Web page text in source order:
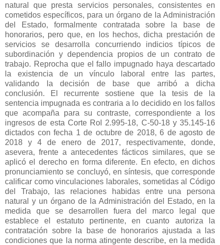
natural que presta servicios personales, consistentes en
cometidos específicos, para un órgano de la Administración
del Estado, formalmente contratada sobre la base de
honorarios, pero que, en los hechos, dicha prestación de
servicios se desarrolla concurriendo indicios típicos de
subordinación y dependencia propios de un contrato de
trabajo. Reprocha que el fallo impugnado haya descartado
la existencia de un vínculo laboral entre las partes,
validando la decisión de base que arribó a dicha
conclusión. El recurrente sostiene que la tesis de la
sentencia impugnada es contraria a lo decidido en los fallos
que acompaña para su contraste, correspondiente a los
ingresos de esta Corte Rol 2.995-18, C-50-18 y 35.145-16
dictados con fecha 1 de octubre de 2018, 6 de agosto de
2018 y 4 de enero de 2017, respectivamente, donde,
asevera, frente a antecedentes fácticos similares, que se
aplicó el derecho en forma diferente. En efecto, en dichos
pronunciamiento se concluyó, en síntesis, que corresponde
calificar como vinculaciones laborales, sometidas al Código
del Trabajo, las relaciones habidas entre una persona
natural y un órgano de la Administración del Estado, en la
medida que se desarrollen fuera del marco legal que
establece el estatuto pertinente, en cuanto autoriza la
contratación sobre la base de honorarios ajustada a las
condiciones que la norma atingente describe, en la medida